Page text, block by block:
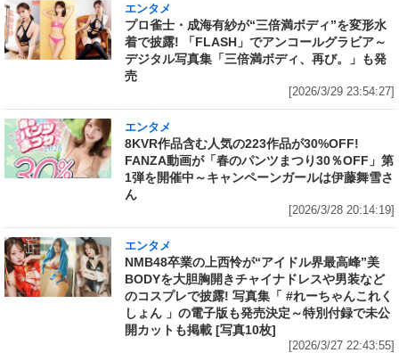
エンタメ
プロ雀士・成海有紗が“三倍満ボディ”を変形水
着で披露! 「FLASH」でアンコールグラビア～
デジタル写真集「三倍満ボディ、再び。」も発
売
[2026/3/29 23:54:27]
エンタメ
8KVR作品含む人気の223作品が30%OFF!
FANZA動画が「春のパンツまつり30％OFF」第
1弾を開催中～キャンペーンガールは伊藤舞雪さ
ん
[2026/3/28 20:14:19]
エンタメ
NMB48卒業の上西怜が“アイドル界最高峰”美
BODYを大胆胸開きチャイナドレスや男装など
のコスプレで披露! 写真集「 #れーちゃんこれく
しょん 」の電子版も発売決定～特別付録で未公
開カットも掲載 [写真10枚]
[2026/3/27 22:43:55]